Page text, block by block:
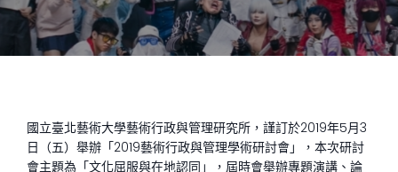
國立臺北藝術大學藝術行政與管理研究所，謹訂於2019年5月3
日（五）舉辦「2019藝術行政與管理學術研討會」，本次研討
會主題為「文化屈服與在地認同」，屆時會舉辦專題演講、論